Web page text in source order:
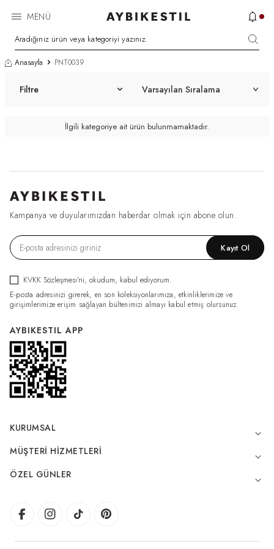
MENÜ
Anasayfa PNT0039
Filtre
İlgili kategoriye ait ürün bulunmamaktadır.
Kampanya ve duyularımızdan haberdar olmak için abone olun.
Kayıt Ol
KVKK Sözleşmesi'ni, okudum, kabul ediyorum.
E-posta adresinizi girerek, en son koleksiyonlarımıza, etkinliklerimize ve
girişimlerimize erişim sağlayan bültenimizi almayı kabul etmiş olursunuz.
AYBIKESTIL APP
KURUMSAL
MÜŞTERI HIZMETLERI
ÖZEL GÜNLER